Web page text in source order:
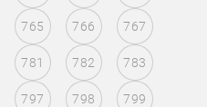
765 766 767
781 782 783
797 798 799